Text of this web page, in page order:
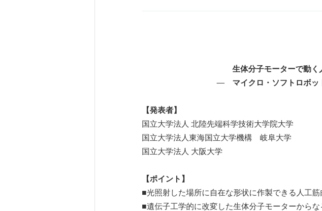
生体分子モーターで動
―マイクロ・ソフトロボッ
【発表者】
国立大学法人 北陸先端科学技術大学院大学
国立大学法人東海国立大学機構 岐阜大学
国立大学法人 大阪大学
【ポイント】
■光照射した場所に自在な形状に作製できる人工
■遺伝子工学的に改変した生体分子モーターから